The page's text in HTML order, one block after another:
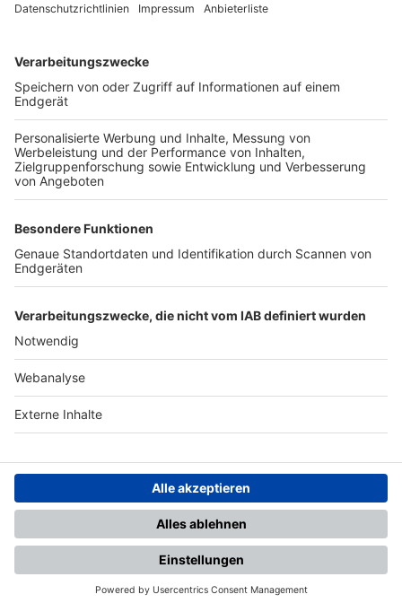
TOP-VEREINE
TOP-PARTNER
Nutzungsbedingungen Datenschutz Impressum